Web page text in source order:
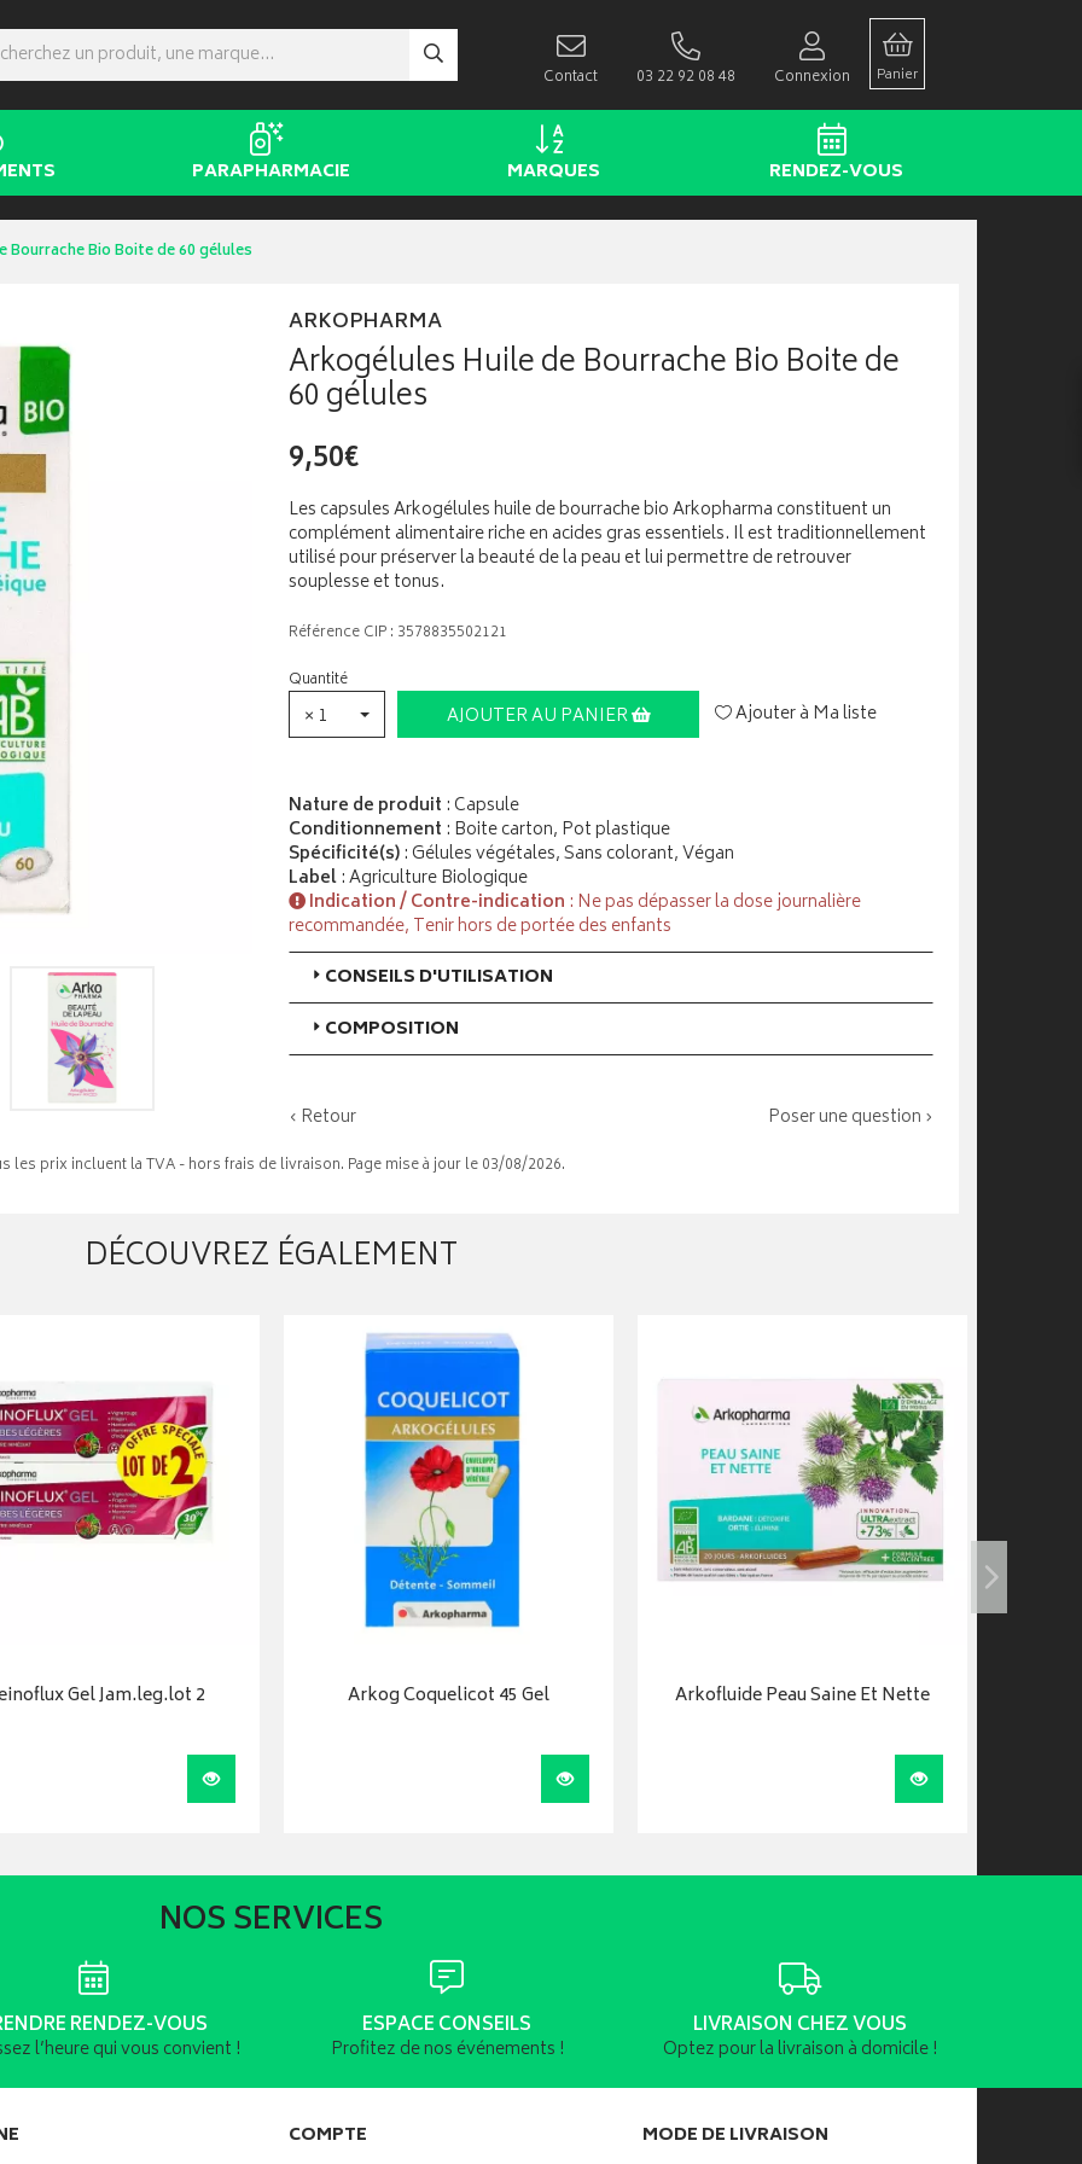
Contact 03 22 92 08 48 Connexion Panier
PARAPHARMACIE MARQUES RENDEZ-VOUS
Bourrache Bio Boite de 60 gélules
ARKOPHARMA
Arkogélules Huile de Bourrache Bio Boite de
60 gélules
9,50€
Les capsules Arkogélules huile de bourrache bio Arkopharma constituent un
complément alimentaire riche en acides gras essentiels. Il est traditionnellement
utilisé pour préserver la beauté de la peau et lui permettre de retrouver
souplesse et tonus.
Référence CIP : 3578835502121
Quantité
× 1 AJOUTER AU PANIER Ajouter à Ma liste
Nature de produit : Capsule
Conditionnement : Boite carton, Pot plastique
Spécificité(s): Gélules végétales, Sans colorant, Végan
Label: Agriculture Biologique
Indication / Contre-indication : Ne pas dépasser la dose journalière
recommandée, Tenir hors de portée des enfants
CONSEILS D'UTILISATION
COMPOSITION
‹ Retour Poser une question ›
les prix incluent la TVA - hors frais de livraison. Page mise à jour le 03/08/2026.
DÉCOUVREZ ÉGALEMENT
Gel Jam.leg.lot 2
Visualiser
Arkog Coquelicot 45 Gel
Visualiser
Arkofluide Peau Saine Et Nette
Visualiser
NOS SERVICES
RENDEZ-VOUS
l’heure qui vous convient !
ESPACE CONSEILS
Profitez de nos événements !
LIVRAISON CHEZ VOUS
Optez pour la livraison à domicile !
COMPTE MODE DE LIVRAISON